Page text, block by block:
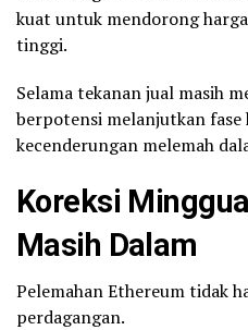
kuat untuk mendorong
tinggi.
Selama tekanan jual masih
berpotensi melanjutkan fase
kecenderungan melemah
Koreksi
Masih Dalam
Pelemahan Ethereum tidak
perdagangan.